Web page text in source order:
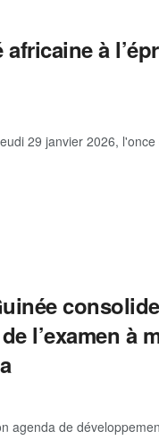
à
29 janvier 2026,
l’examen à
agenda de